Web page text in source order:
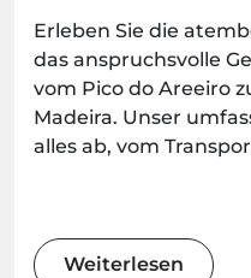
Erleben Sie die
das anspruchsvolle
vom Pico do Areeiro
Madeira. Unser
alles ab, vom
Weiterlesen